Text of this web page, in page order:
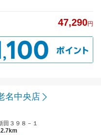
47,290円
名中央店
田３９８－１